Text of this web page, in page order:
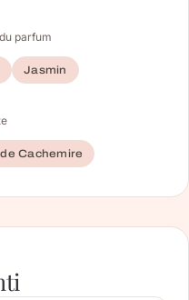
parfum
Jasmin
Cachemire